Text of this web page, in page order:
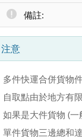
備註:
注意
多件快運合併貨物
自取點由於地方有
如果是大件貨物 (
單件貨物三邊總和